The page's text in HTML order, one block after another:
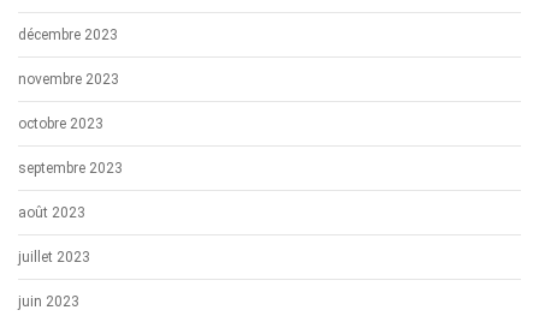
décembre 2023
novembre 2023
octobre 2023
septembre 2023
août 2023
juillet 2023
juin 2023